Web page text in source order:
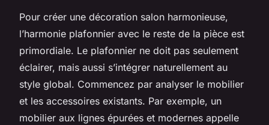
Pour créer une décoration salon harmonieuse,
l’harmonie plafonnier avec le reste de la pièce est
primordiale. Le plafonnier ne doit pas seulement
éclairer, mais aussi s’intégrer naturellement au
style global. Commencez par analyser le mobilier
et les accessoires existants. Par exemple, un
mobilier aux lignes épurées et modernes appelle